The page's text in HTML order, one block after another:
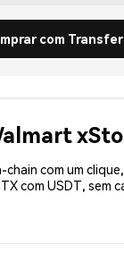
com
com um
USDT, sem